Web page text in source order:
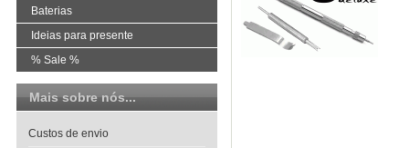
Baterias
Ideias para presente
% Sale %
Mais sobre nós...
Custos de envio